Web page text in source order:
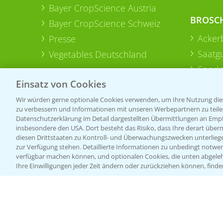
Bayer CropScience Austria
Bayer CropScience Schweiz
Presse
Vegetables Deutschland
Einsatz von Cookies
Wir würden gerne optionale Cookies verwenden, um Ihre Nutzung
zu verbessern und Informationen mit unseren Werbepartnern zu
Datenschutzerklärung im Detail dargestellten Übermittlungen an
insbesondere den USA. Dort besteht das Risiko, dass Ihre derart
diesen Drittstaaten zu Kontroll- und Überwachungszwecken
zur Verfügung stehen. Detaillierte Informationen zu unbedingt
verfügbar machen können, und optionalen Cookies, die unten
Ihre Einwilligungen jeder Zeit ändern oder zurückziehen können,